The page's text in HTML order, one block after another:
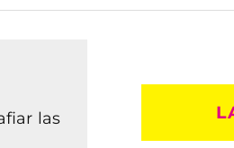
las